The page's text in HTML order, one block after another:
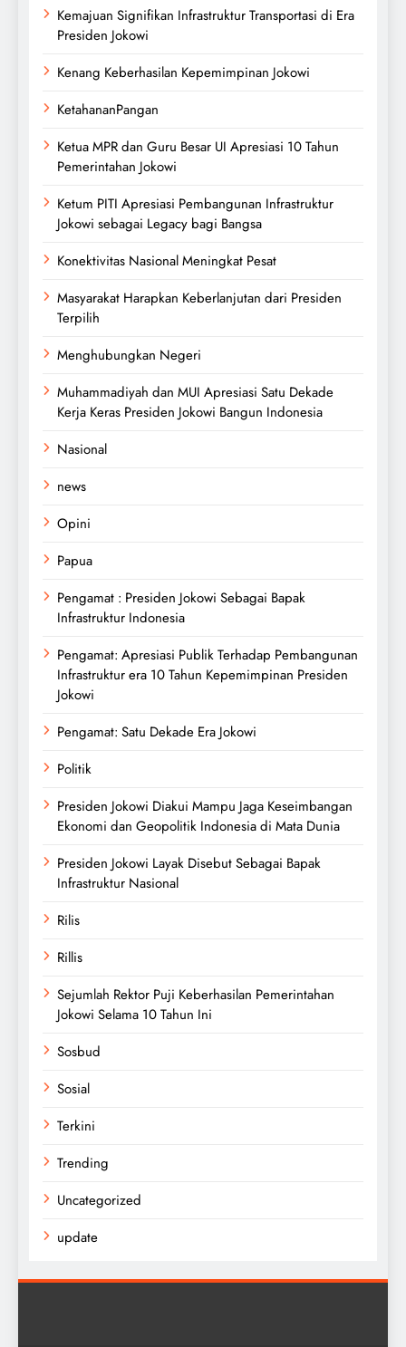
Kemajuan Signifikan Infrastruktur Transportasi di Era
Presiden Jokowi
Kenang Keberhasilan Kepemimpinan Jokowi
KetahananPangan
Ketua MPR dan Guru Besar UI Apresiasi 10 Tahun
Pemerintahan Jokowi
Ketum PITI Apresiasi Pembangunan Infrastruktur
Jokowi sebagai Legacy bagi Bangsa
Konektivitas Nasional Meningkat Pesat
Masyarakat Harapkan Keberlanjutan dari Presiden
Terpilih
Menghubungkan Negeri
Muhammadiyah dan MUI Apresiasi Satu Dekade
Kerja Keras Presiden Jokowi Bangun Indonesia
Nasional
news
Opini
Papua
Pengamat : Presiden Jokowi Sebagai Bapak
Infrastruktur Indonesia
Pengamat: Apresiasi Publik Terhadap Pembangunan
Infrastruktur era 10 Tahun Kepemimpinan Presiden
Jokowi
Pengamat: Satu Dekade Era Jokowi
Politik
Presiden Jokowi Diakui Mampu Jaga Keseimbangan
Ekonomi dan Geopolitik Indonesia di Mata Dunia
Presiden Jokowi Layak Disebut Sebagai Bapak
Infrastruktur Nasional
Rilis
Rillis
Sejumlah Rektor Puji Keberhasilan Pemerintahan
Jokowi Selama 10 Tahun Ini
Sosbud
Sosial
Terkini
Trending
Uncategorized
update